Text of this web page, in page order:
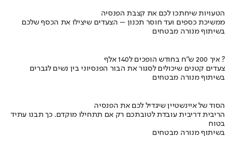
הטעויות שיחתכו לכם את קצבת הפנסיה
ממשיכת כספים ועד חוסר תכנון – הצעדים שיצילו את הכסף שלכם
בשיתוף מנורה מבטחים
איך 200 ש"ח בחודש הופכים ל140 אלף ?
צעדים קטנים שיכולים לסגור את הבור הפנסיוני בין נשים לגברים
בשיתוף מנורה מבטחים
הסוד של איינשטיין שיגדיל לכם את הפנסיה
הריבית דריבית עובדת לטובתכם רק אם תתחילו מוקדם. כך תבנו עתיד
בטוח
בשיתוף מנורה מבטחים